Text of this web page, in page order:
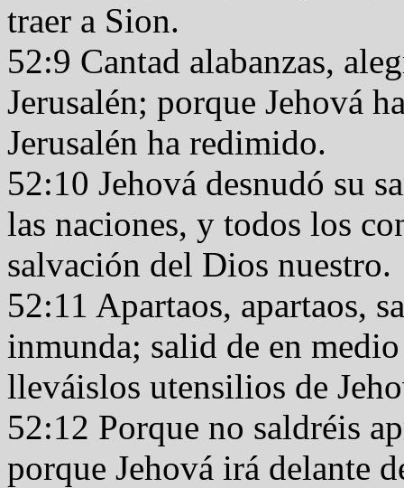
traer a Sion.
52:9 Cantad alabanzas,
Jerusalén; porque Jehová
Jerusalén ha redimido.
52:10 Jehová desnudó su
las naciones, y todos los
salvación del Dios nuestro.
52:11 Apartaos, apartaos,
inmunda; salid de en
lleváislos utensilios de
52:12 Porque no saldréis
porque Jehová irá delante